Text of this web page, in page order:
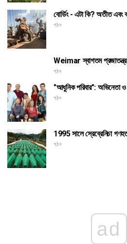
বোর্ডিং - এটা কি? অতীত এবং
গঠন
Weimar স্বাগতম প্রজাতন্ত্র
গঠন
"আধুনিক পরিবার": অভিনেতা
গঠন
1995 সালে স্রেব্রেনিচা
গঠন
ad